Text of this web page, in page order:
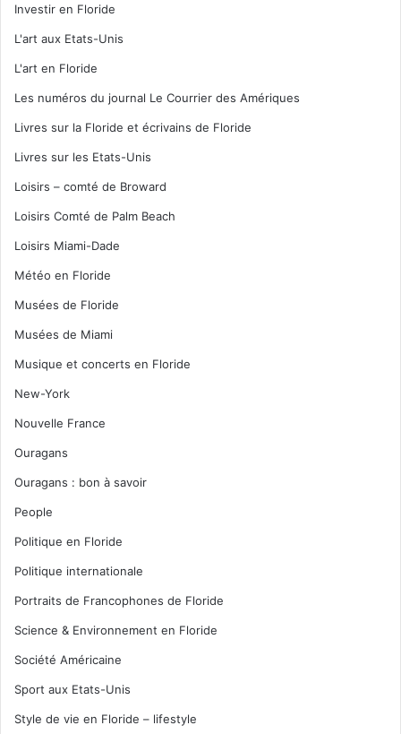
Investir en Floride
L'art aux Etats-Unis
L'art en Floride
Les numéros du journal Le Courrier des Amériques
Livres sur la Floride et écrivains de Floride
Livres sur les Etats-Unis
Loisirs – comté de Broward
Loisirs Comté de Palm Beach
Loisirs Miami-Dade
Météo en Floride
Musées de Floride
Musées de Miami
Musique et concerts en Floride
New-York
Nouvelle France
Ouragans
Ouragans : bon à savoir
People
Politique en Floride
Politique internationale
Portraits de Francophones de Floride
Science & Environnement en Floride
Société Américaine
Sport aux Etats-Unis
Style de vie en Floride – lifestyle